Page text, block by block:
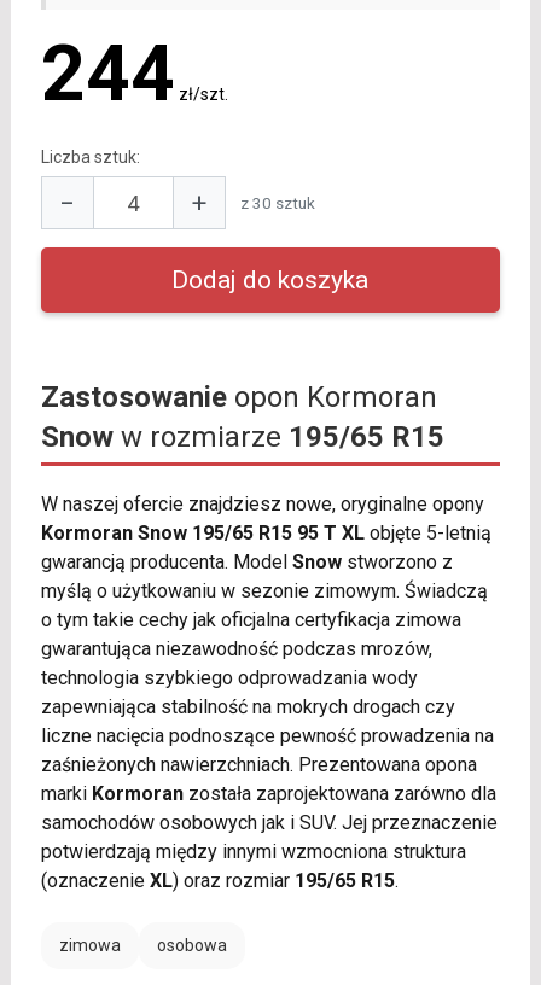
244 zł/szt.
Liczba sztuk:
− + z 30 sztuk
Zastosowanieopon Kormoran
Snoww rozmiarze 195/65 R15
W naszej ofercie znajdziesz nowe, oryginalne opony
Kormoran Snow 195/65 R15 95 T XLobjęte 5-letnią
gwarancją producenta. Model Snowstworzono z
myślą o użytkowaniu w sezonie zimowym. Świadczą
o tym takie cechy jak oficjalna certyfikacja zimowa
gwarantująca niezawodność podczas mrozów,
technologia szybkiego odprowadzania wody
zapewniająca stabilność na mokrych drogach czy
liczne nacięcia podnoszące pewność prowadzenia na
zaśnieżonych nawierzchniach. Prezentowana opona
marki Kormoranzostała zaprojektowana zarówno dla
samochodów osobowych jak i SUV. Jej przeznaczenie
potwierdzają między innymi wzmocniona struktura
(oznaczenie XL) oraz rozmiar 195/65 R15.
zimowa osobowa